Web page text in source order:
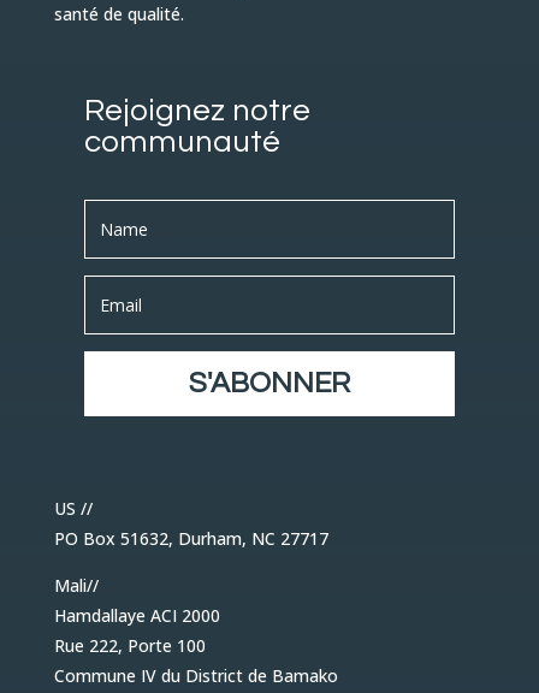
santé de qualité.
Rejoignez notre
communauté
S'ABONNER
US //
PO Box 51632, Durham, NC 27717
Mali//
Hamdallaye ACI 2000
Rue 222, Porte 100
Commune IV du District de Bamako